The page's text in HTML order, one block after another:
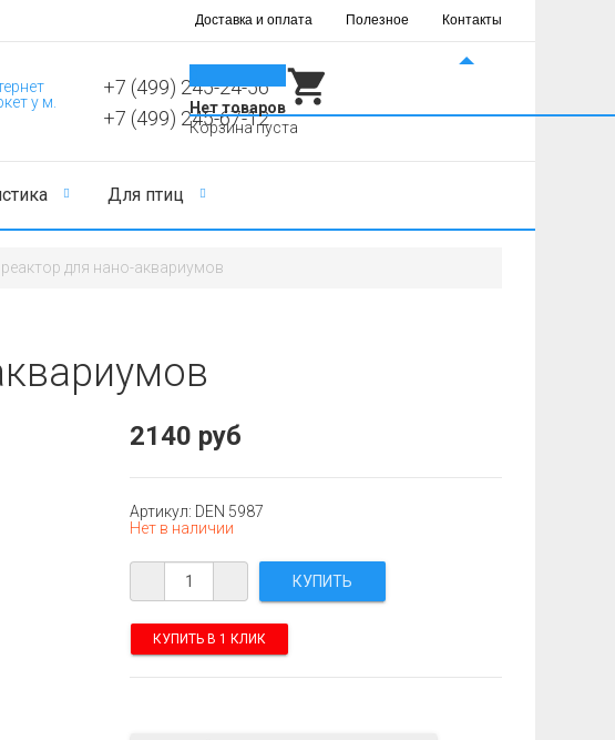
Доставка и оплата Полезное Контакты
+7 (499) 245-24-56
+7 (499) 245-67-12
Нет товаров
Корзина пуста
Для птиц
для нано-аквариумов
2140 руб
Артикул: DEN 5987
Нет в наличии
КУПИТЬ В 1 КЛИК